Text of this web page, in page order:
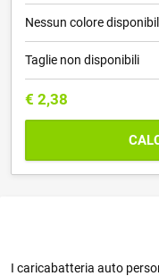
Nessun colore
Taglie non disponibili
€ 2,38
I caricabatteria auto